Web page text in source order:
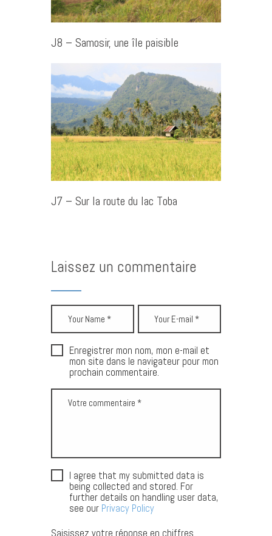
J8 – Samosir, une île paisible
J7 – Sur la route du lac Toba
Laissez un commentaire
Enregistrer mon nom, mon e-mail et
mon site dans le navigateur pour mon
prochain commentaire.
I agree that my submitted data is
being collected and stored. For
further details on handling user data,
see our Privacy Policy
Saisissez votre réponse en chiffres